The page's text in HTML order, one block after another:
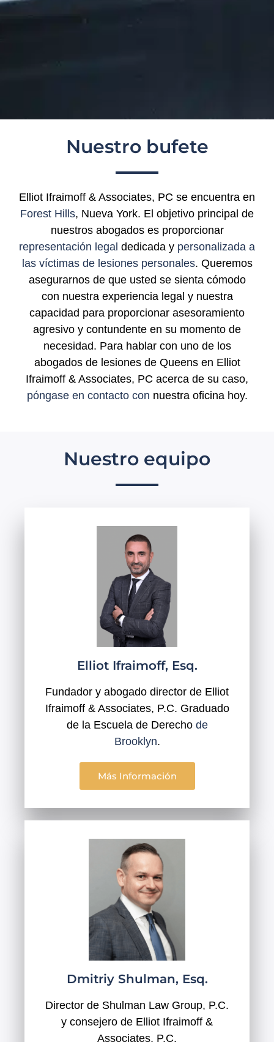
Nuestro bufete
Elliot Ifraimoff & Associates, PC se encuentra en
Forest Hills, Nueva York. El objetivo principal de
nuestros abogados es proporcionar
representación legal dedicada y personalizada a
las víctimas de lesiones personales. Queremos
asegurarnos de que usted se sienta cómodo
con nuestra experiencia legal y nuestra
capacidad para proporcionar asesoramiento
agresivo y contundente en su momento de
necesidad. Para hablar con uno de los
abogados de lesiones de Queens en Elliot
Ifraimoff & Associates, PC acerca de su caso,
póngase en contacto con nuestra oficina hoy.
Nuestro equipo
Elliot Ifraimoff, Esq.
Fundador y abogado director de Elliot
Ifraimoff & Associates, P.C. Graduado
de la Escuela de Derecho de
Brooklyn.
Más Información
Dmitriy Shulman, Esq.
Director de Shulman Law Group, P.C.
y consejero de Elliot Ifraimoff &
Associates, P.C.